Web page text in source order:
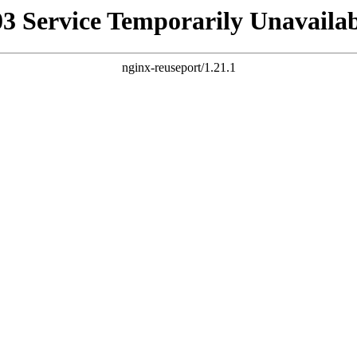
Service Temporarily
nginx-reuseport/1.21.1